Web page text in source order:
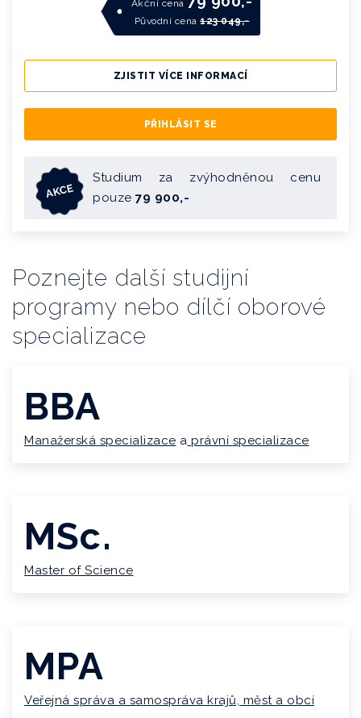
Akční cena
Původní cena 123 049,-
ZJISTIT VÍCE INFORMACÍ
PŘIHLÁSIT SE
Studium za zvýhodněnou cenu
pouze 79 900,-
AKCE
Poznejte další studijní
programy nebo dílčí oborové
specializace
BBA
Manažerská specializace a právní specializace
MSc.
Master of Science
MPA
Veřejná správa a samospráva krajů, měst a obcí